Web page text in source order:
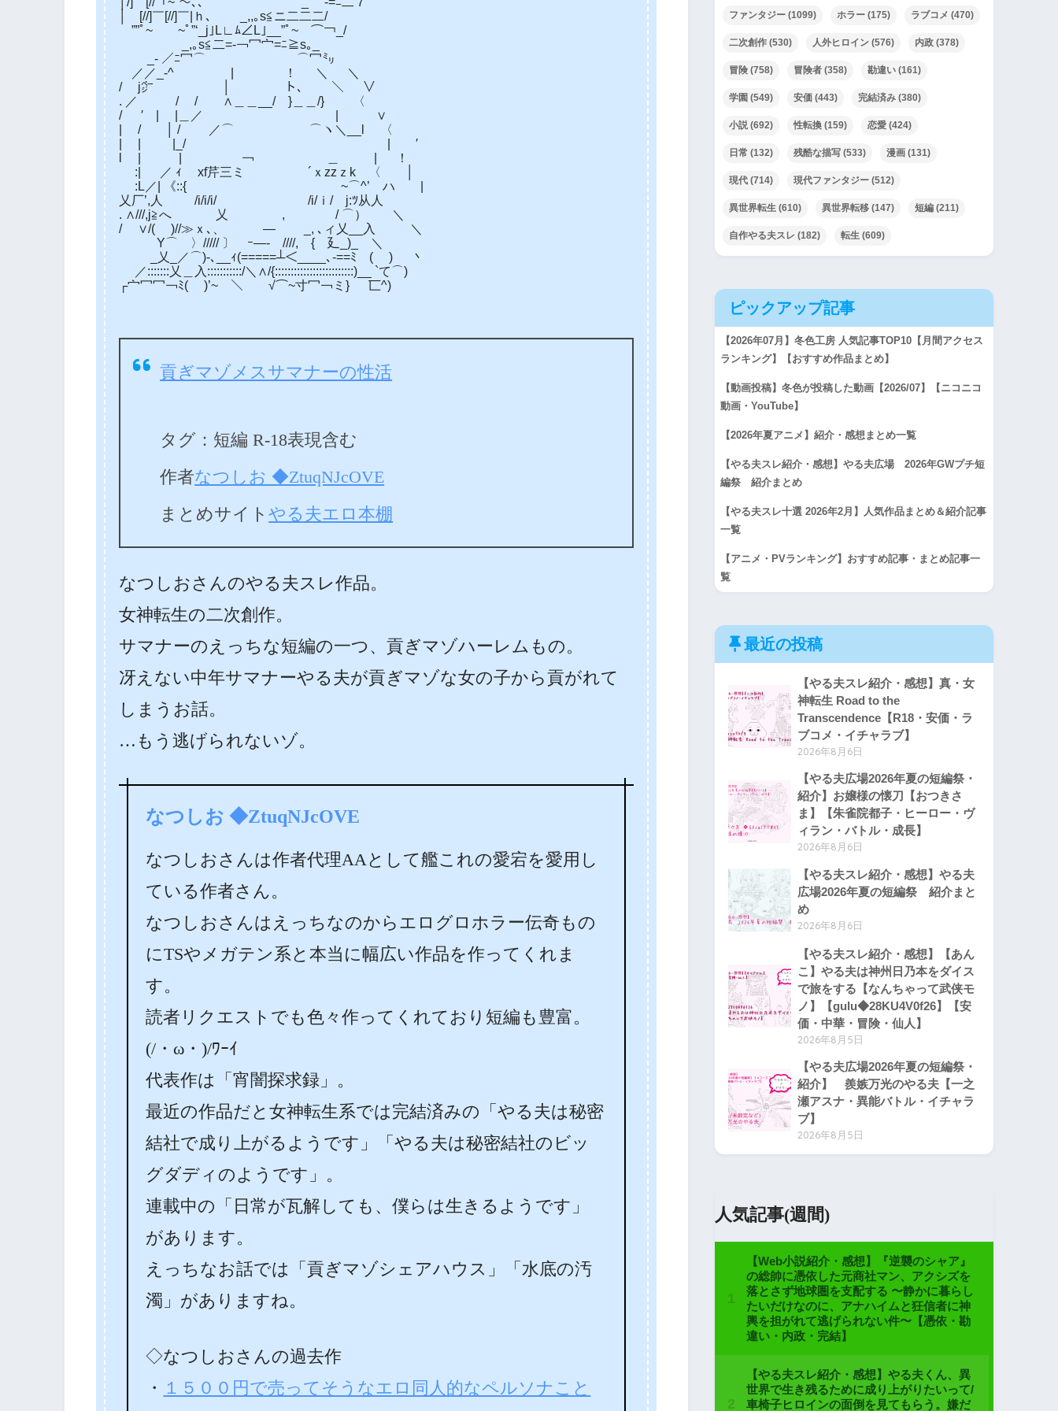
│ [//]￣[//]￣|ｈ､ _,,｡s≦ニ二二二/
””ﾟ~￣￣~ﾟ”‘_j｣L∟ﾑ∠L｣__”ﾟ~￣⌒￢_/
_,｡s≦二=‐￢冖宀=ﾆ≧s｡_
_- ／ﾆ冖⌒ ⌒冖㍉
／／_-^ | ！ ＼ ＼
/ j㌻ │ ト､ ＼ ∨
. ／ / / ∧＿＿__/ }＿＿/} 〈
/ ′ | |＿／ | ∨
| / │ / ／⌒ ⌒ヽ＼__l 〈
| | |_/ | ′
l | | ￢ ＿ | ！
:| ／ ｨ xf芹三ミ ´ｘzzｚk 〈 │
:L／| 《::{ ~⌒^’ ハ |
乂厂’,人 ゞ /i/i/i/ /i/ｉ/ j:ﾂ从人
. ∧///,j≧へ 乂 , / ⌒） ＼
/ ∨/( )//≫ｘ､、 ― _, ､ィ乂__入 ＼
Υ⌒ 〉///// 〕 ｰ—‐ ////, { 廴_)_ ＼
_乂_／⌒)‐､__ｨ(=====┴＜____､‐==ﾐ ( ) 丶
／:::::::乂＿入:::::::::::/＼∧/{:::::::::::::::::::::::::)__ `て⌒)
┌宀冖冖￢ﾐ( )’~￣＼ √⌒~寸冖￢ミ} 匸^)
貢ぎマゾメスサマナーの性活
タグ： 短編 R-18表現含む
作者なつしお ◆ZtuqNJcOVE
まとめサイトやる夫エロ本棚
なつしおさんのやる夫スレ作品。
女神転生の二次創作。
サマナーのえっちな短編の一つ、貢ぎマゾハーレムもの。
冴えない中年サマナーやる夫が貢ぎマゾな女の子から貢がれて
しまうお話。
…もう逃げられないゾ。
なつしお ◆ZtuqNJcOVE
なつしおさんは作者代理AAとして艦これの愛宕を愛用し
ている作者さん。
なつしおさんはえっちなのからエログロホラー伝奇もの
にTSやメガテン系と本当に幅広い作品を作ってくれま
す。
読者リクエストでも色々作ってくれており短編も豊富。
(/・ω・)/ﾜｰｲ
代表作は「宵闇探求録」。
最近の作品だと女神転生系では完結済みの「やる夫は秘密
結社で成り上がるようです」「やる夫は秘密結社のビッ
グダディのようです」。
連載中の「日常が瓦解しても、僕らは生きるようです」
があります。
えっちなお話では「貢ぎマゾシェアハウス」「水底の汚
濁」がありますね。
◇なつしおさんの過去作
・ １５００円で売ってそうなエロ同人的なペルソナこと
ファンタジー (1099) ホラー (175) ラブコメ (470)
二次創作 (530) 人外ヒロイン (576) 内政 (378)
冒険 (758) 冒険者 (358) 勘違い (161)
学園 (549) 安価 (443) 完結済み (380)
小説(692) 性転換 (159) 恋愛 (424)
日常 (132) 残酷な描写 (533) 漫画 (131)
現代 (714) 現代ファンタジー (512)
異世界転生 (610) 異世界転移 (147) 短編 (211)
自作やる夫スレ (182) 転生 (609)
ピックアップ記事
【2026年07月】冬色工房 人気記事TOP10【月間アクセス
ランキング】【おすすめ作品まとめ】
【動画投稿】冬色が投稿した動画【2026/07】【ニコニコ
動画・YouTube】
【2026年夏アニメ】紹介・感想まとめ一覧
【やる夫スレ紹介・感想】やる夫広場 2026年GWプチ短
編祭 紹介まとめ
【やる夫スレ十選 2026年2月】人気作品まとめ＆紹介記事
一覧
【アニメ・PVランキング】おすすめ記事・まとめ記事一
覧
最近の投稿
【やる夫スレ紹介・感想】真・女
神転生 Road to the
Transcendence【R18・安価・ラ
ブコメ・イチャラブ】
2026年8月6日
【やる夫広場2026年夏の短編祭・
紹介】お嬢様の懐刀【おつきさ
ま】【朱雀院都子・ヒーロー・ヴ
ィラン・バトル・成長】
2026年8月6日
【やる夫スレ紹介・感想】やる夫
広場2026年夏の短編祭 紹介まと
め
2026年8月6日
【やる夫スレ紹介・感想】【あん
こ】やる夫は神州日乃本をダイス
で旅をする【なんちゃって武侠モ
ノ】【gulu◆28KU4V0f26】【安
価・中華・冒険・仙人】
2026年8月5日
【やる夫広場2026年夏の短編祭・
紹介】 羨嫉万光のやる夫【一之
瀬アスナ・異能バトル・イチャラ
ブ】
2026年8月5日
人気記事(週間)